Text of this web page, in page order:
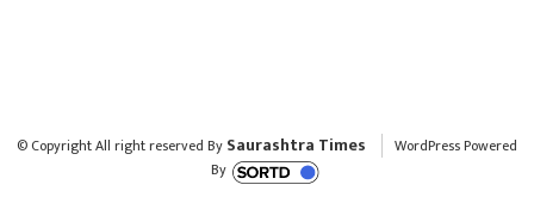
© Copyright All right reserved By Saurashtra Times
WordPress Powered
By